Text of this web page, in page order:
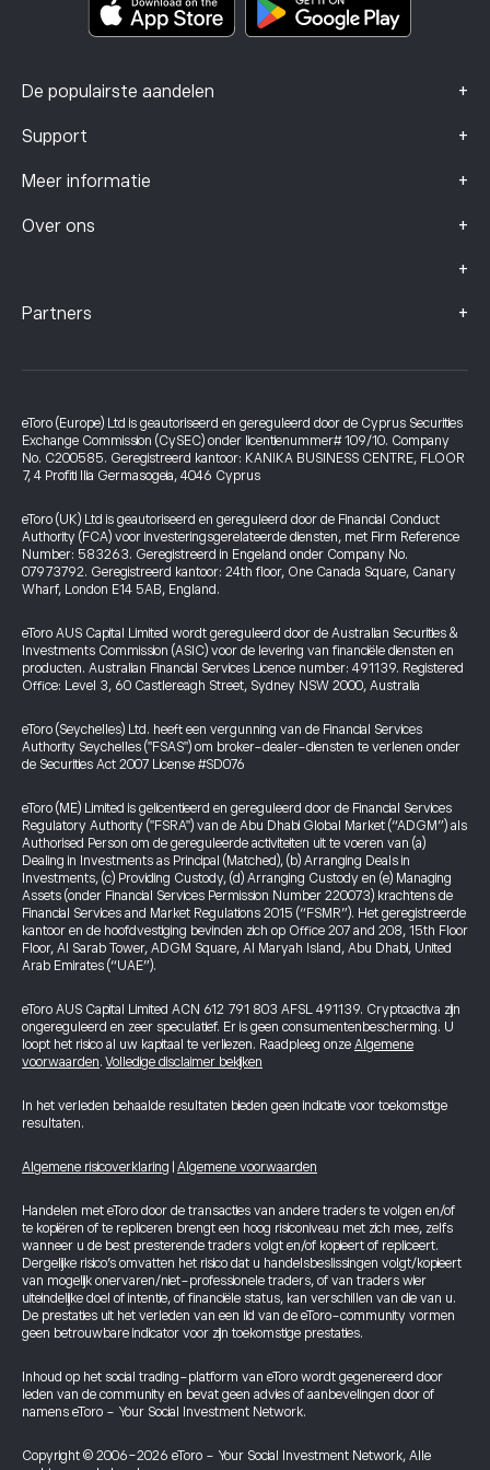
De populairste aandelen +
Support +
Meer informatie +
Over ons +
+
Partners +
eToro (Europe) Ltd is geautoriseerd en gereguleerd door de Cyprus Securities
Exchange Commission (CySEC) onder licentienummer# 109/10. Company
No. C200585. Geregistreerd kantoor: KANIKA BUSINESS CENTRE, FLOOR
7, 4 Profiti Ilia Germasogeia, 4046 Cyprus
eToro (UK) Ltd is geautoriseerd en gereguleerd door de Financial Conduct
Authority (FCA) voor investeringsgerelateerde diensten, met Firm Reference
Number: 583263. Geregistreerd in Engeland onder Company No.
07973792. Geregistreerd kantoor: 24th floor, One Canada Square, Canary
Wharf, London E14 5AB, England.
eToro AUS Capital Limited wordt gereguleerd door de Australian Securities &
Investments Commission (ASIC) voor de levering van financiële diensten en
producten. Australian Financial Services Licence number: 491139. Registered
Office: Level 3, 60 Castlereagh Street, Sydney NSW 2000, Australia
eToro (Seychelles) Ltd. heeft een vergunning van de Financial Services
Authority Seychelles ("FSAS") om broker-dealer-diensten te verlenen onder
de Securities Act 2007 License #SD076
eToro (ME) Limited is gelicentieerd en gereguleerd door de Financial Services
Regulatory Authority ("FSRA") van de Abu Dhabi Global Market (“ADGM”) als
Authorised Person om de gereguleerde activiteiten uit te voeren van (a)
Dealing in Investments as Principal (Matched), (b) Arranging Deals in
Investments, (c) Providing Custody, (d) Arranging Custody en (e) Managing
Assets (onder Financial Services Permission Number 220073) krachtens de
Financial Services and Market Regulations 2015 (“FSMR”). Het geregistreerde
kantoor en de hoofdvestiging bevinden zich op Office 207 and 208, 15th Floor
Floor, Al Sarab Tower, ADGM Square, Al Maryah Island, Abu Dhabi, United
Arab Emirates (“UAE”).
eToro AUS Capital Limited ACN 612 791 803 AFSL 491139. Cryptoactiva zijn
ongereguleerd en zeer speculatief. Er is geen consumentenbescherming. U
loopt het risico al uw kapitaal te verliezen. Raadpleeg onze Algemene
voorwaarden.Volledige disclaimer bekijken
In het verleden behaalde resultaten bieden geen indicatie voor toekomstige
resultaten.
Algemene risicoverklaring Algemene voorwaarden
Handelen met eToro door de transacties van andere traders te volgen en/of
te kopiëren of te repliceren brengt een hoog risiconiveau met zich mee, zelfs
wanneer u de best presterende traders volgt en/of kopieert of repliceert.
Dergelijke risico’s omvatten het risico dat u handelsbeslissingen volgt/kopieert
van mogelijk onervaren/niet-professionele traders, of van traders wier
uiteindelijke doel of intentie, of financiële status, kan verschillen van die van u.
De prestaties uit het verleden van een lid van de eToro-community vormen
geen betrouwbare indicator voor zijn toekomstige prestaties.
Inhoud op het social trading-platform van eToro wordt gegenereerd door
leden van de community en bevat geen advies of aanbevelingen door of
namens eToro - Your Social Investment Network.
Copyright © 2006-2026 eToro - Your Social Investment Network, Alle